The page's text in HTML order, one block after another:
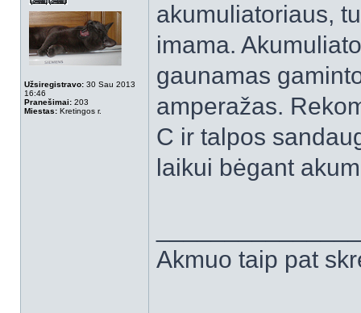
Užsiregistravo: 30 Sau 2013
16:46
Pranešimai: 203
Miestas: Kretingos r.
akumuliatoriaus,
imama.
gaunamas
amperažas.
C ir talpos
laikui bėgant
Akmuo taip pat